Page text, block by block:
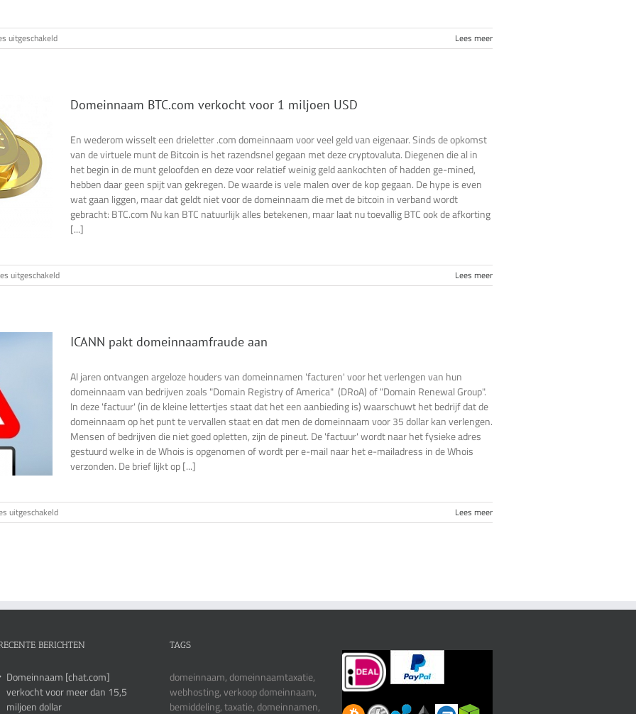
uitgeschakeldvoor
Geldig
gTLD’s
verplicht
Lees meer
Domeinnaam BTC.com verkocht voor 1 miljoen USD
En wederom wisselt een drieletter .com domeinnaam voor veel geld van eigenaar. Sinds de opkomst
van de virtuele munt de Bitcoin is het razendsnel gegaan met deze cryptovaluta. Diegenen die al in
het begin in de munt geloofden en deze voor relatief weinig geld aankochten of hadden ge-mined,
hebben daar geen spijt van gekregen. De waarde is vele malen over de kop gegaan. De hype is even
wat gaan liggen, maar dat geldt niet voor de domeinnaam die met de bitcoin in verband wordt
gebracht: BTC.com Nu kan BTC natuurlijk alles betekenen, maar laat nu toevallig BTC ook de afkorting
[...]
uitgeschakeldvoor
Domeinnaam
miljoen
Lees meer
ICANN pakt domeinnaamfraude aan
Al jaren ontvangen argeloze houders van domeinnamen 'facturen' voor het verlengen van hun
domeinnaam van bedrijven zoals "Domain Registry of America" (DRoA) of "Domain Renewal Group".
In deze 'factuur' (in de kleine lettertjes staat dat het een aanbieding is) waarschuwt het bedrijf dat de
domeinnaam op het punt te vervallen staat en dat men de domeinnaam voor 35 dollar kan verlengen.
Mensen of bedrijven die niet goed opletten, zijn de pineut. De 'factuur' wordt naar het fysieke adres
gestuurd welke in de Whois is opgenomen of wordt per e-mail naar het e-mailadress in de Whois
verzonden. De brief lijkt op [...]
uitgeschakeldvoor
ICANN
Lees meer
BERICHTEN
Domeinnaam [chat.com]
verkocht voor meer dan 15,5
miljoen dollar
TAGS
domeinnaam, domeinnaamtaxatie,
webhosting, verkoop domeinnaam,
bemiddeling, taxatie, domeinnamen,